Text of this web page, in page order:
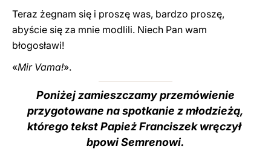
Teraz żegnam się i proszę was, bardzo proszę,
abyście się za mnie modlili. Niech Pan wam
błogosławi!
«Mir Vama!».
Poniżej zamieszczamy przemówienie
przygotowane na spotkanie z młodzieżą,
którego tekst Papież Franciszek wręczył
bpowi Semrenowi.